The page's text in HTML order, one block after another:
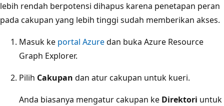
lebih rendah berpotensi dihapus karena penetapan peran
pada cakupan yang lebih tinggi sudah memberikan akses.
Masuk ke portal Azuredan buka Azure Resource
Graph Explorer.
Pilih Cakupan dan atur cakupan untuk kueri.
Anda biasanya mengatur cakupan ke Direktori untuk